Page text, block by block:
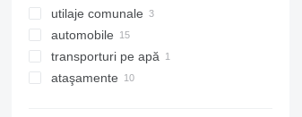
utilaje comunale
maşini comunale
maşini de gunoi
automobile
transporturi pe apă
bărci
ataşamente